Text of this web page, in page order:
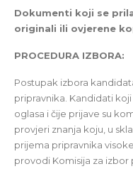
Dokumenti koji se
originali ili ovjerene
PROCEDURA IZBORA:
Postupak izbora
pripravnika. Kandidati
oglasa i čije prijave su
provjeri znanja koju, u
prijema pripravnika
provodi Komisija za izbor